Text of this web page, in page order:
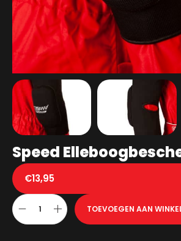
Speed
€13,95
TOEVOEGEN AAN